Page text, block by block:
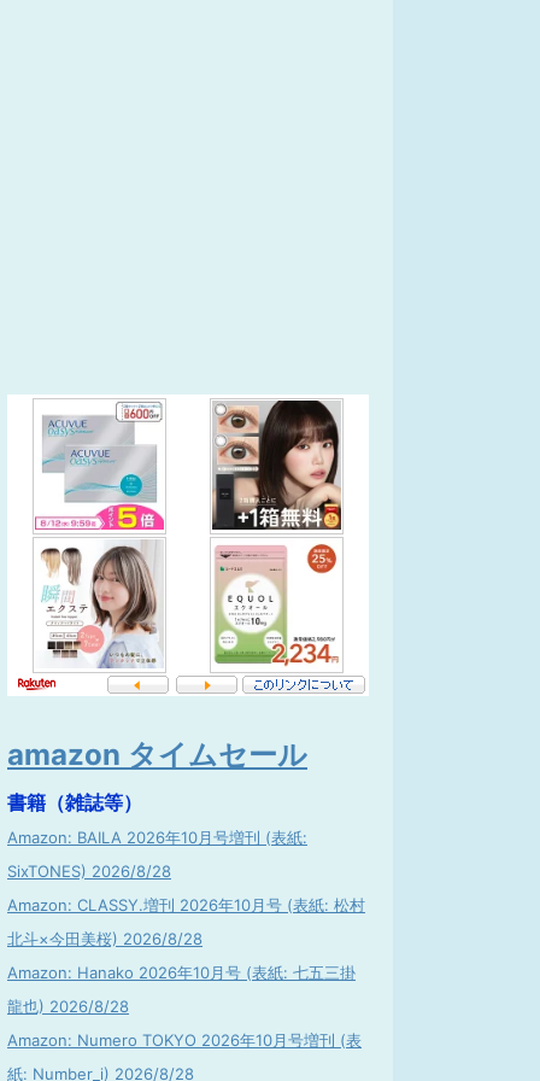
amazon タイムセール
書籍（雑誌等）
Amazon: BAILA 2026年10月号増刊 (表紙:
SixTONES) 2026/8/28
Amazon: CLASSY.増刊 2026年10月号 (表紙: 松村
北斗×今田美桜) 2026/8/28
Amazon: Hanako 2026年10月号 (表紙: 七五三掛
龍也) 2026/8/28
Amazon: Numero TOKYO 2026年10月号増刊 (表
紙: Number_i) 2026/8/28